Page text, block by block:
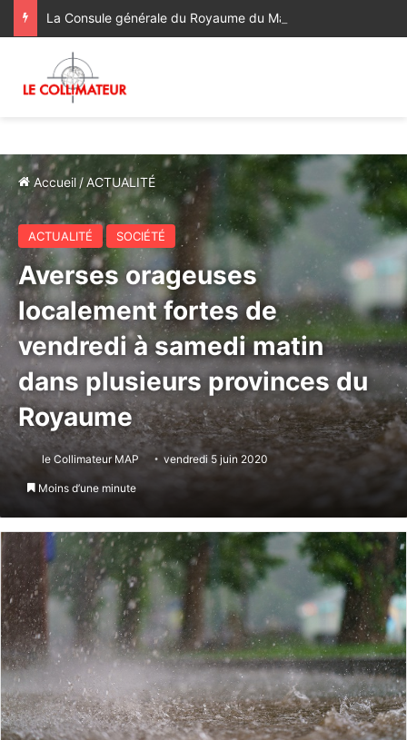
Accueil / ACTUALITÉ
ACTUALITÉ SOCIÉTÉ
Averses orageuses
localement fortes de
vendredi à samedi matin
dans plusieurs provinces du
Royaume
le Collimateur MAP vendredi 5 juin 2020
Moins d’une minute